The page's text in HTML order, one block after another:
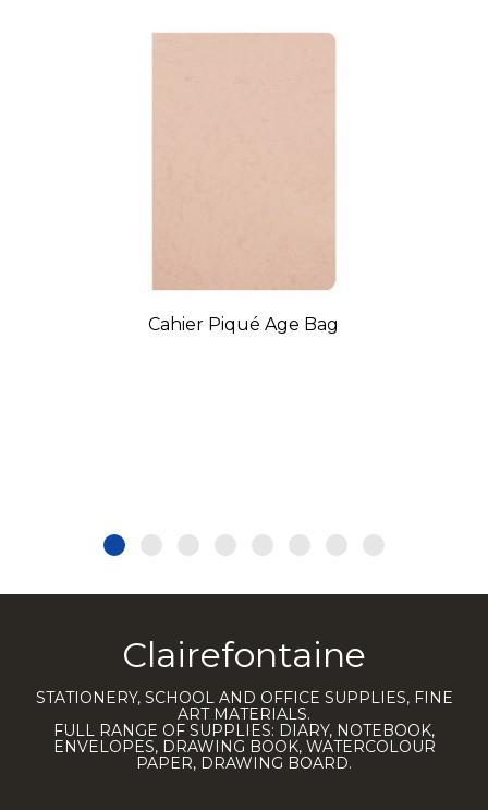
Cahier Piqué Age Bag
Clairefontaine
STATIONERY, SCHOOL AND OFFICE SUPPLIES, FINE
ART MATERIALS.
FULL RANGE OF SUPPLIES: DIARY, NOTEBOOK,
ENVELOPES, DRAWING BOOK, WATERCOLOUR
PAPER, DRAWING BOARD.